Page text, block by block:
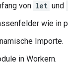
von let und
wie in
Importe.
in Workern.